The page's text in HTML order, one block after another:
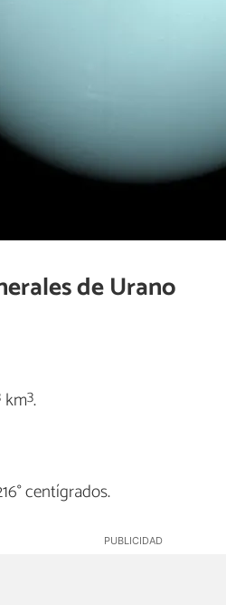
de Urano
km3.
centígrados.